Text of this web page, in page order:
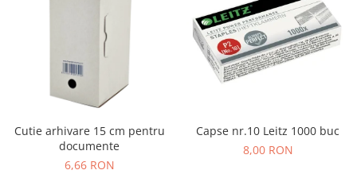
Cutie arhivare 15 cm pentru
documente
6,66 RON
Capse nr.10 Leitz 1000 buc
8,00 RON